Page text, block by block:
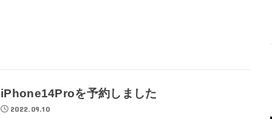
iPhone14Proを予約しました
2022.09.10